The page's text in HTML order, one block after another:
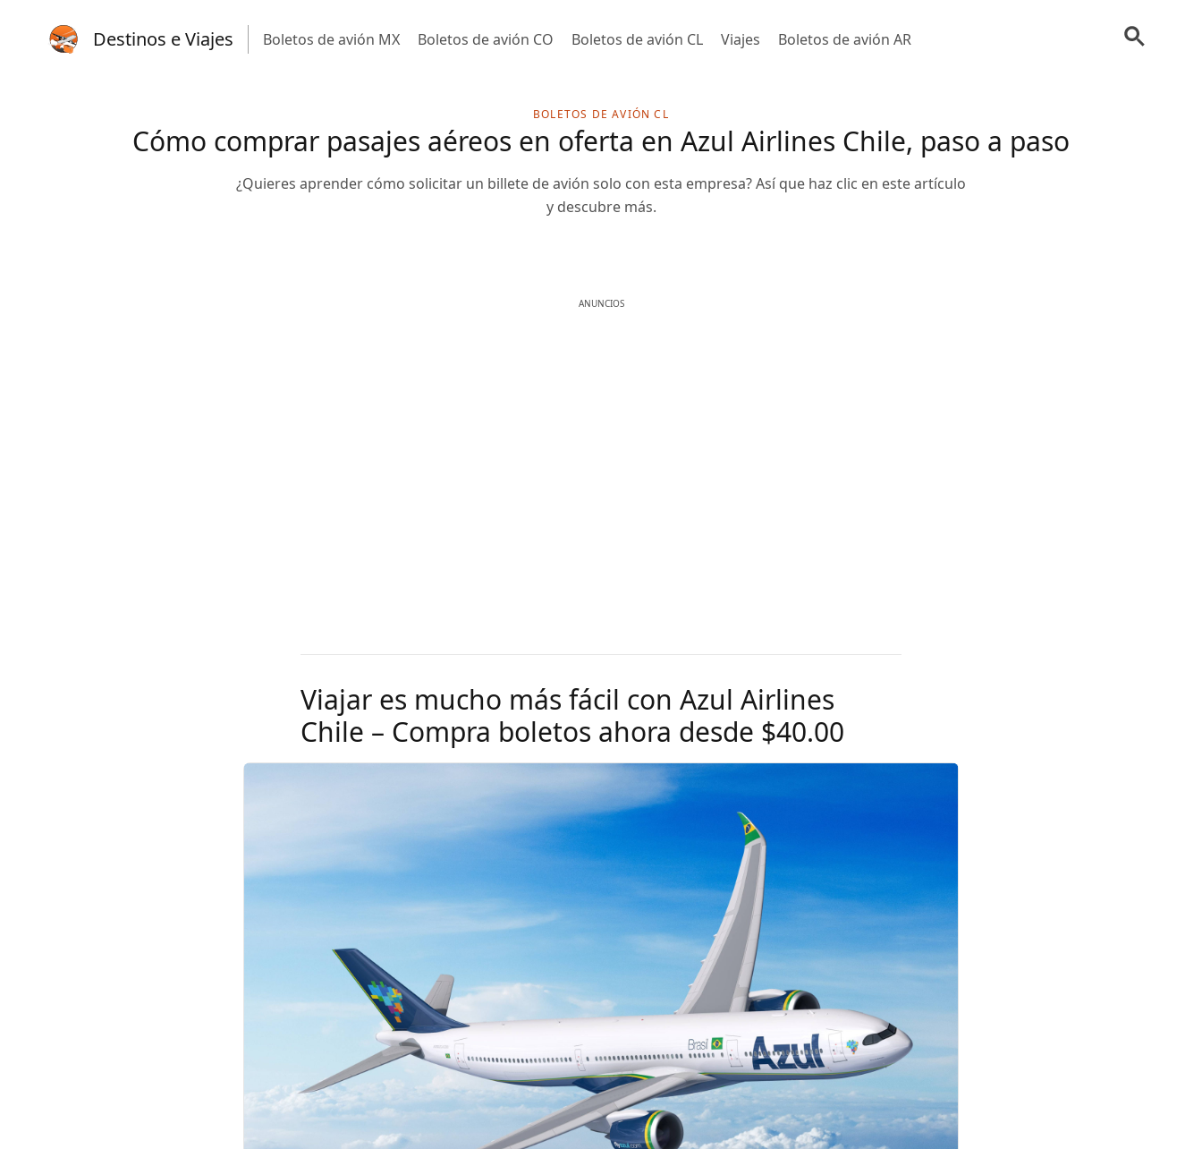
Destinos e Viajes Boletos de avión MX Boletos de avión CO Boletos de avión CL Viajes Boletos de avión AR
BOLETOS DE AVIÓN CL
Cómo comprar pasajes aéreos en oferta en Azul Airlines Chile, paso a paso
¿Quieres aprender cómo solicitar un billete de avión solo con esta empresa? Así que haz clic en este artículo
y descubre más.
ANUNCIOS
Viajar es mucho más fácil con Azul Airlines
Chile – Compra boletos ahora desde $40.00